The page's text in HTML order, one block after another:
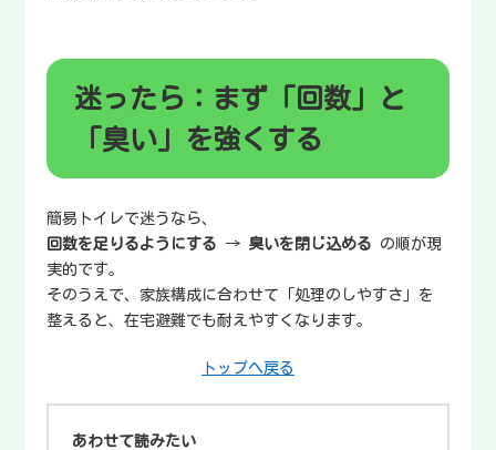
迷ったら：まず「回数」と
「臭い」を強くする
簡易トイレで迷うなら、
回数を足りるようにする → 臭いを閉じ込める の順が現
実的です。
そのうえで、家族構成に合わせて「処理のしやすさ」を
整えると、在宅避難でも耐えやすくなります。
トップへ戻る
あわせて読みたい